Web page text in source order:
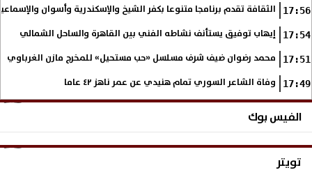
17:56 الثقافة تقدم برنامجا متنوعا بكفر الشيخ والإسكندرية وأسوان
17:54 إيهاب توفيق يستأنف نشاطه الفني بين القاهرة والساحل الشمالي
17:51 محمد رضوان ضيف شرف مسلسل «حب مستحيل» للمخرج مازن الغرباوي
17:49 وفاة الشاعر السوري تمام هنيدي عن عمر ناهز ٤٢ عاما
الفيس بوك
تويتر